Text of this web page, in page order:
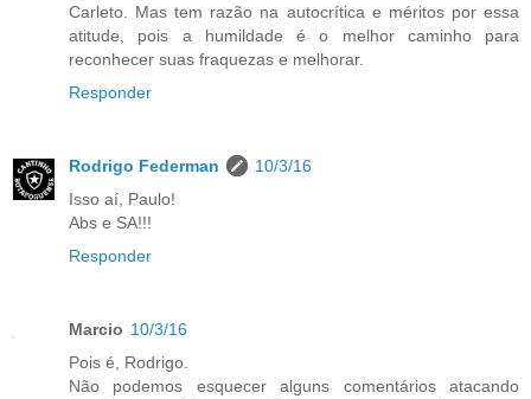
Carleto. Mas tem razão na autocrítica e méritos por essa
atitude, pois a humildade é o melhor caminho para
reconhecer suas fraquezas e melhorar.
Responder
Rodrigo Federman
10/3/16
Isso aí, Paulo!
Abs e SA!!!
Responder
Marcio 10/3/16
Pois é, Rodrigo.
Não podemos esquecer alguns comentários atacando